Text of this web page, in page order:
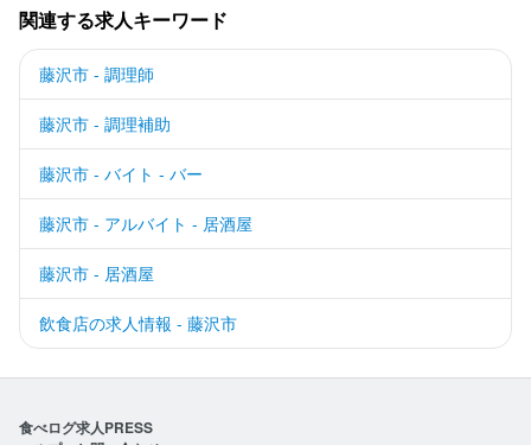
関連する求人キーワード
藤沢市 - 調理師
藤沢市 - 調理補助
藤沢市 - バイト - バー
藤沢市 - アルバイト - 居酒屋
藤沢市 - 居酒屋
飲食店の求人情報 - 藤沢市
食べログ求人PRESS